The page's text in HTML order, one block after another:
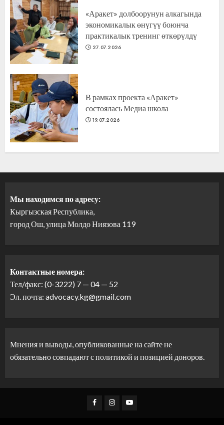
«Аракет» долбоорунун алкагында
экономикалык өнүгүү боюнча
практикалык тренинг өткөрүлдү
27.07.2026
В рамках проекта «Аракет»
состоялась Медиа школа
19.07.2026
Мы находимся по адресу:
Кыргызская Республика,
город Ош, улица Молдо Ниязова 119
Контактные номера:
Тел/факс: (0-3222) 7 — 04 — 52
Эл. почта: advocacy.kg@gmail.com
Мнения и выводы, опубликованные на сайте не
обязательно совпадают с политикой и позицией доноров.
Facebook
Instagram
Youtube